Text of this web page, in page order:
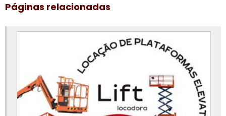
Curso de plataforma elevatória valor
Empresa de aluguel de plataforma elevatória
Empresa de plataforma elevatória
Locação de plataforma aérea
Locação de plataforma de elevação
Locação de plataforma elevatória
Páginas relacionadas